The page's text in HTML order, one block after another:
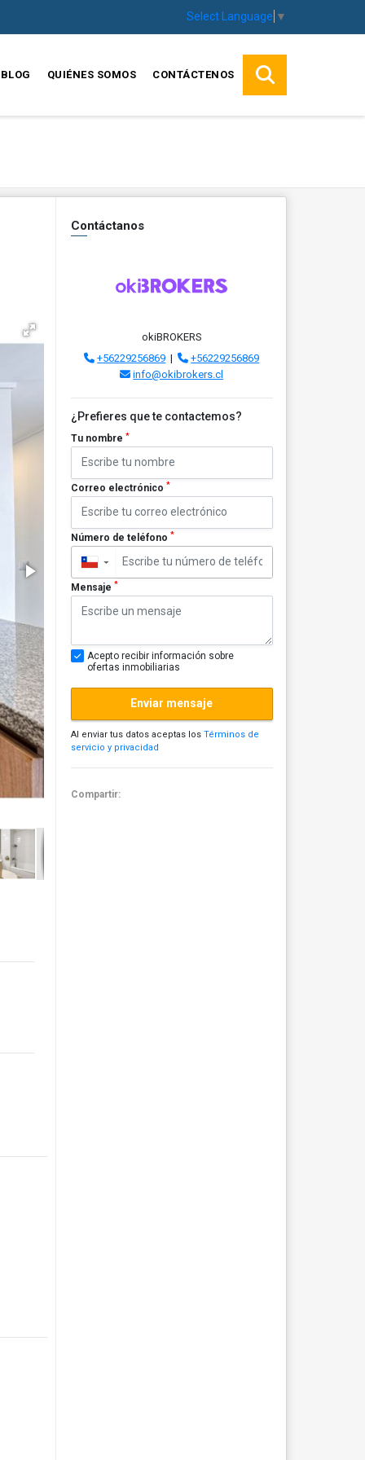
Select Language ▼
BLOG QUIÉNES SOMOS CONTÁCTENOS
Contáctanos
okiBROKERS
+56229256869 |
+56229256869
info@okibrokers.cl
¿Prefieres que te contactemos?
Tu nombre *
Correo electrónico *
Número de teléfono *
▼
Mensaje *
Acepto recibir información sobre
ofertas inmobiliarias
Enviar mensaje
Al enviar tus datos aceptas los Términos de
servicio y privacidad
Compartir: